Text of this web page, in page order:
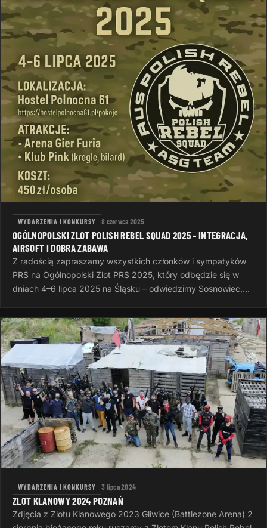
WYDARZENIA I KONKURSY 8 czerwca 2025
OGÓLNOPOLSKI ZLOT POLISH REBEL SQUAD 2025 – INTEGRACJA,
AIRSOFT I DOBRA ZABAWA
Z radością zapraszamy wszystkich członków i sympatyków
PRS na Ogólnopolski Zlot PRS 2025, który odbędzie się w
dniach 4–6 lipca 2025 na Śląsku – odwiedzimy Sosnowiec,
WYDARZENIA I KONKURSY 3 lipca 2024
ZLOT KLANOWY 2024 POZNAŃ
Zdjęcia z Zlotu Klanowego 2023 Gliwice (Battlezone Arena) 2